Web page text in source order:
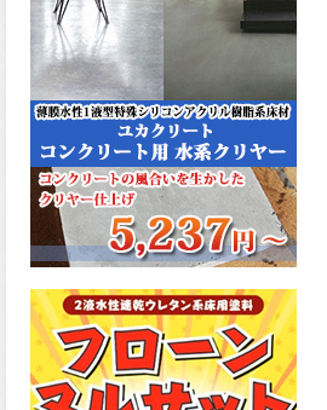
ウレタン特有の網目構造の反
応塗膜は、強靭で耐衝撃性、
耐擦り傷性、耐摩耗性に優れ
た機能を発揮、フローンフル
トップが新しく販売開始致し
ました。ご購入はこちらか
ら。
2026.06.29
コストを重視しした材料で、
優れた性能と高品質で高度な
防水機能を発揮、フローン12
た。ご購入はこちらから。
2026.06.29
数多くの施工実績を持つ信頼
性の高い塗材 優れた性能と高